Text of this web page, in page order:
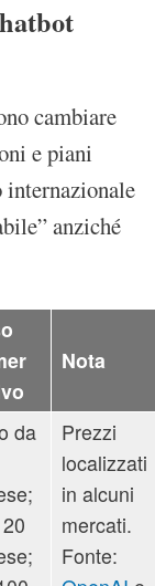
cambiare
e piani
internazionale
anziché
Nota
da
Prezzi
localizzati
in alcuni
mercati.
Fonte: